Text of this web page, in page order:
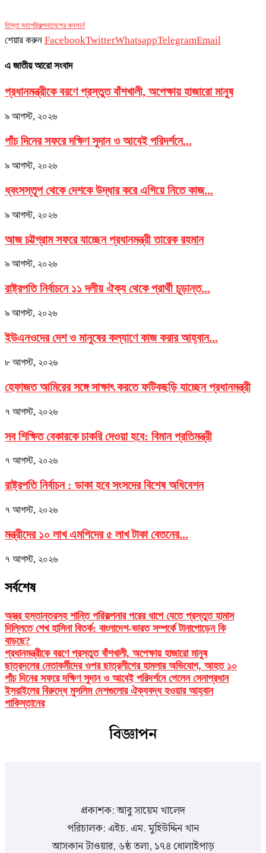
তিস্তা মহাপরিকল্পনাদেশের কনসার্ন
শেয়ার করুন FacebookTwitterWhatsappTelegramEmail
এ জাতীয় আরো সংবাদ
প্রধানমন্ত্রীকে বরণে প্রস্তুত বাঁশখালী, অপেক্ষায় হাজারো মানুষ
৯ আগস্ট, ২০২৬
পাঁচ দিনের সফরে দক্ষিণ সুদান ও আবেই পরিদর্শনে...
৯ আগস্ট, ২০২৬
ধ্বংসস্তূপ থেকে দেশকে উদ্ধার করে এগিয়ে নিতে কাজ...
৯ আগস্ট, ২০২৬
আজ চট্টগ্রাম সফরে যাচ্ছেন প্রধানমন্ত্রী তারেক রহমান
৯ আগস্ট, ২০২৬
রাষ্ট্রপতি নির্বাচনে ১১ দলীয় ঐক্য থেকে প্রার্থী চূড়ান্ত...
৯ আগস্ট, ২০২৬
ইউএনওদের দেশ ও মানুষের কল্যাণে কাজ করার আহ্বান...
৮ আগস্ট, ২০২৬
হেফাজত আমিরের সঙ্গে সাক্ষাৎ করতে ফটিকছড়ি যাচ্ছেন প্রধানমন্ত্রী
৭ আগস্ট, ২০২৬
সব শিক্ষিত বেকারকে চাকরি দেওয়া হবে: বিমান প্রতিমন্ত্রী
৭ আগস্ট, ২০২৬
রাষ্ট্রপতি নির্বাচন : ডাকা হবে সংসদের বিশেষ অধিবেশন
৭ আগস্ট, ২০২৬
মন্ত্রীদের ১০ লাখ এমপিদের ৫ লাখ টাকা বেতনের...
৭ আগস্ট, ২০২৬
সর্বশেষ
অস্ত্র হস্তান্তরসহ শান্তি পরিকল্পনার পরের ধাপে যেতে প্রস্তুত হামাস
দিল্লিতে শেখ হাসিনা বিতর্ক: বাংলাদেশ-ভারত সম্পর্কে টানাপোড়েন কি
বাড়ছে?
প্রধানমন্ত্রীকে বরণে প্রস্তুত বাঁশখালী, অপেক্ষায় হাজারো মানুষ
ছাত্রদলের নেতাকর্মীদের ওপর ছাত্রলীগের হামলার অভিযোগ, আহত ১০
পাঁচ দিনের সফরে দক্ষিণ সুদান ও আবেই পরিদর্শনে গেলেন সেনাপ্রধান
ইসরাইলের বিরুদ্ধে মুসলিম দেশগুলোর ঐক্যবদ্ধ হওয়ার আহ্বান
পাকিস্তানের
বিজ্ঞাপন
প্রকাশক: আবু সায়েম খালেদ
পরিচালক: এইচ. এম. মুহিউদ্দিন খান
আসকান টাওয়ার, ৬ষ্ঠ তলা, ১৭৪ ধোলাইপাড়